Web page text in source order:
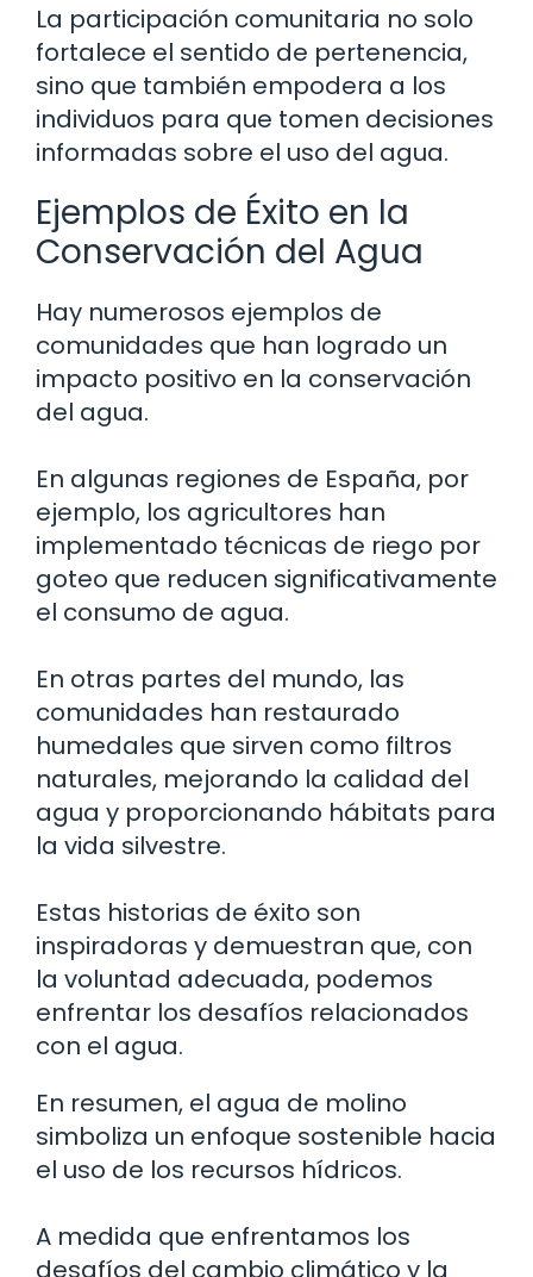
La participación comunitaria no solo
fortalece el sentido de pertenencia,
sino que también empodera a los
individuos para que tomen decisiones
informadas sobre el uso del agua.
Ejemplos de Éxito en la
Conservación del Agua
Hay numerosos ejemplos de
comunidades que han logrado un
impacto positivo en la conservación
del agua.
En algunas regiones de España, por
ejemplo, los agricultores han
implementado técnicas de riego por
goteo que reducen significativamente
el consumo de agua.
En otras partes del mundo, las
comunidades han restaurado
humedales que sirven como filtros
naturales, mejorando la calidad del
agua y proporcionando hábitats para
la vida silvestre.
Estas historias de éxito son
inspiradoras y demuestran que, con
la voluntad adecuada, podemos
enfrentar los desafíos relacionados
con el agua.
En resumen, el agua de molino
simboliza un enfoque sostenible hacia
el uso de los recursos hídricos.
A medida que enfrentamos los
desafíos del cambio climático y la